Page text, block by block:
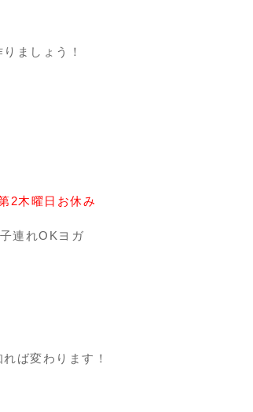
ましょう！
2木曜日お休み
連れOKヨガ
ば変わります！